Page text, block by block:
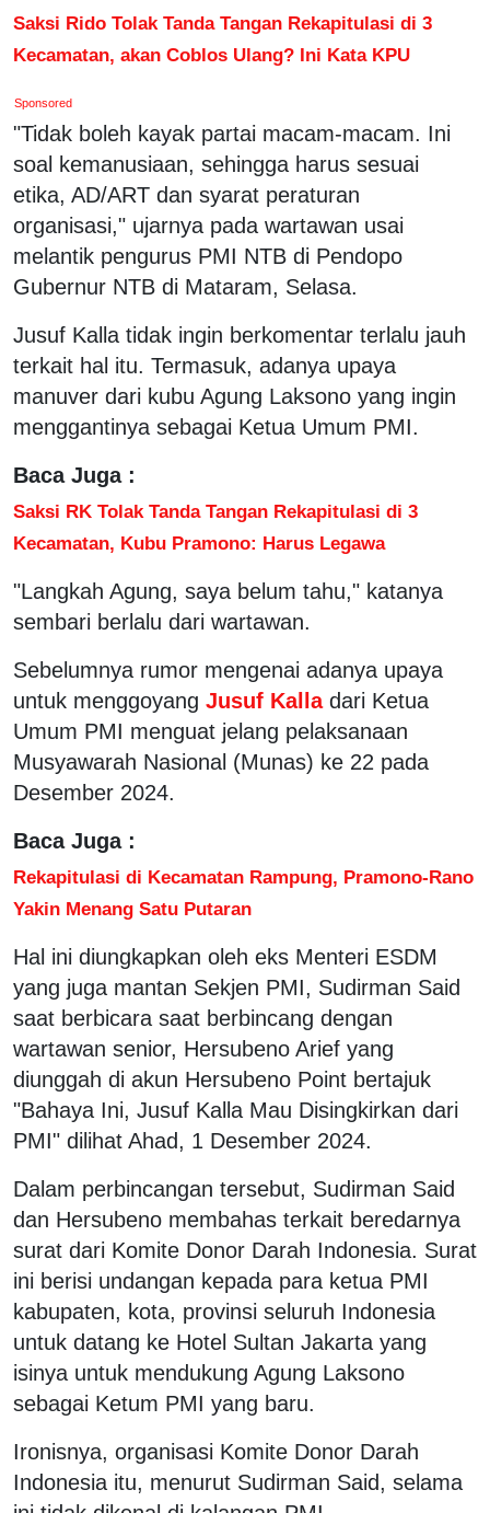
Saksi Rido Tolak Tanda Tangan Rekapitulasi di 3
Kecamatan, akan Coblos Ulang? Ini Kata KPU
Sponsored
"Tidak boleh kayak partai macam-macam. Ini
soal kemanusiaan, sehingga harus sesuai
etika, AD/ART dan syarat peraturan
organisasi," ujarnya pada wartawan usai
melantik pengurus PMI NTB di Pendopo
Gubernur NTB di Mataram, Selasa.
Jusuf Kalla tidak ingin berkomentar terlalu jauh
terkait hal itu. Termasuk, adanya upaya
manuver dari kubu Agung Laksono yang ingin
menggantinya sebagai Ketua Umum PMI.
Baca Juga :
Saksi RK Tolak Tanda Tangan Rekapitulasi di 3
Kecamatan, Kubu Pramono: Harus Legawa
"Langkah Agung, saya belum tahu," katanya
sembari berlalu dari wartawan.
Sebelumnya rumor mengenai adanya upaya
untuk menggoyang Jusuf Kalla dari Ketua
Umum PMI menguat jelang pelaksanaan
Musyawarah Nasional (Munas) ke 22 pada
Desember 2024.
Baca Juga :
Rekapitulasi di Kecamatan Rampung, Pramono-Rano
Yakin Menang Satu Putaran
Hal ini diungkapkan oleh eks Menteri ESDM
yang juga mantan Sekjen PMI, Sudirman Said
saat berbicara saat berbincang dengan
wartawan senior, Hersubeno Arief yang
diunggah di akun Hersubeno Point bertajuk
"Bahaya Ini, Jusuf Kalla Mau Disingkirkan dari
PMI" dilihat Ahad, 1 Desember 2024.
Dalam perbincangan tersebut, Sudirman Said
dan Hersubeno membahas terkait beredarnya
surat dari Komite Donor Darah Indonesia. Surat
ini berisi undangan kepada para ketua PMI
kabupaten, kota, provinsi seluruh Indonesia
untuk datang ke Hotel Sultan Jakarta yang
isinya untuk mendukung Agung Laksono
sebagai Ketum PMI yang baru.
Ironisnya, organisasi Komite Donor Darah
Indonesia itu, menurut Sudirman Said, selama